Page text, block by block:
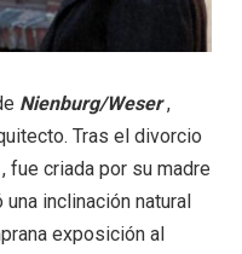
Nienburg/Weser,
Tras el divorcio
fue criada por su madre
inclinación natural
exposición al